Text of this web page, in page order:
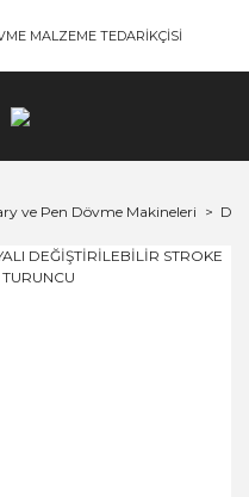
MALZEME TEDARİKÇİSİ
ve Pen Dövme Makineleri